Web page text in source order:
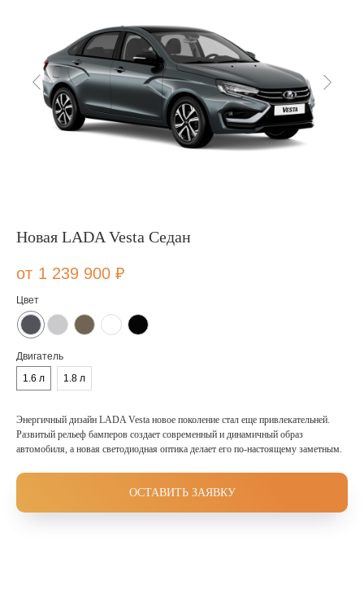
Новая LADA Vesta Cедан
1 239 900 ₽
Цвет
Двигатель
1.6 л
1.8 л
Энергичный дизайн LADA Vesta новое поколение стал еще привлекательней.
Развитый рельеф бамперов создает современный и динамичный образ
автомобиля, а новая светодиодная оптика делает его по-настоящему заметным.
ОСТАВИТЬ ЗАЯВКУ